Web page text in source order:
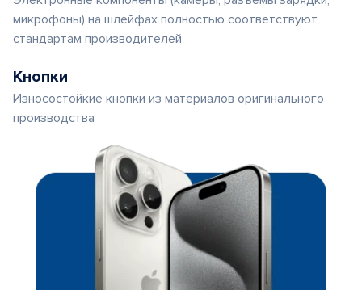
микрофоны) на шлейфах полностью соответствуют
стандартам производителей
Кнопки
Износостойкие кнопки из материалов оригинального
производства